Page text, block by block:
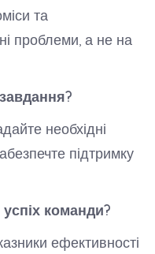
та
проблеми, а не на
необхідні
підтримку
команди?
ефективності